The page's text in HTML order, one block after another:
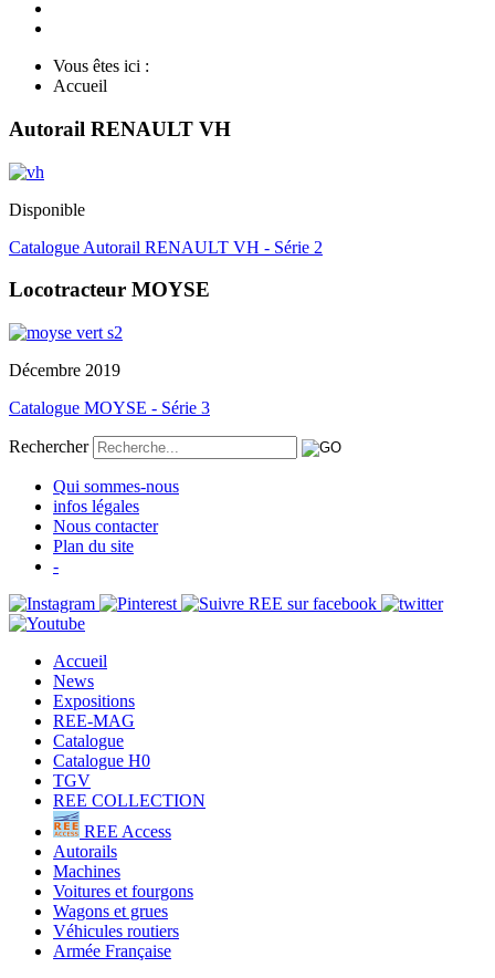
Vous êtes ici :
Accueil
Autorail RENAULT VH
Disponible
Catalogue Autorail RENAULT VH - Série 2
Locotracteur MOYSE
Décembre 2019
Catalogue MOYSE - Série 3
Rechercher
Qui sommes-nous
infos légales
Nous contacter
Plan du site
-
Accueil
News
Expositions
REE-MAG
Catalogue
Catalogue H0
TGV
REE COLLECTION
REE Access
Autorails
Machines
Voitures et fourgons
Wagons et grues
Véhicules routiers
Armée Française